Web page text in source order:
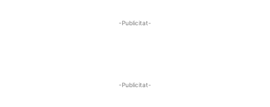
-Publicitat-
-Publicitat-